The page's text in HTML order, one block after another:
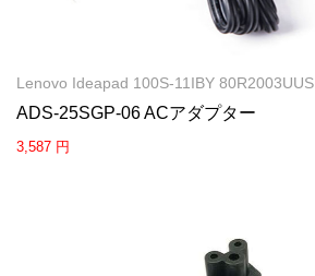
Lenovo Ideapad 100S-11IBY 80R2003UUS
ADS-25SGP-06 ACアダプター
3,587 円